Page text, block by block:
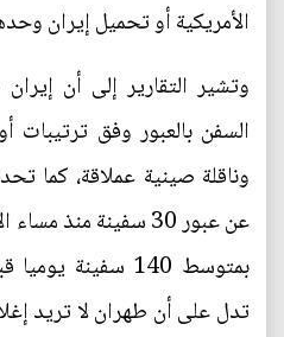
الأمريكية أو تحميل إيران
وتشير التقارير إلى أن
السفن بالعبور وفق ترتيبات
وناقلة صينية عملاقة، كما
عن عبور 30 سفينة منذ
بمتوسط 140
تدل على أن طهران لا تريد